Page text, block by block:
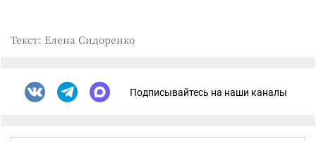
Текст: Елена Сидоренко
Подписывайтесь на наши каналы